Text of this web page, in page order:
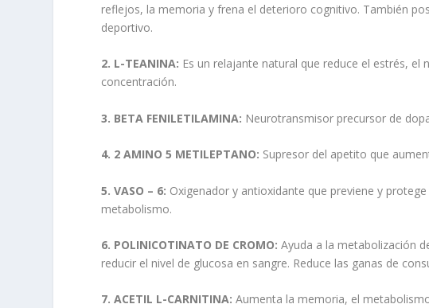
reflejos, la memoria y frena el deterioro cognitivo. También
deportivo.
2. L-TEANINA: Es un relajante natural que reduce el estrés,
concentración.
3. BETA FENILETILAMINA: Neurotransmisor precursor de
4. 2 AMINO 5 METILEPTANO: Supresor del apetito que
5. VASO – 6: Oxigenador y antioxidante que previene y
metabolismo.
6. POLINICOTINATO DE CROMO: Ayuda a la metabolización
reducir el nivel de glucosa en sangre. Reduce las ganas de
7. ACETIL L-CARNITINA: Aumenta la memoria, el